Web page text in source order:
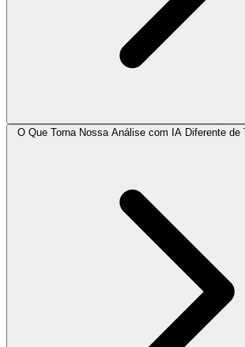
O Que Torna Nossa Análise com IA Diferente de